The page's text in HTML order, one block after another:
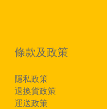
條款及政策
隱私政策
退換貨政策
運送政策